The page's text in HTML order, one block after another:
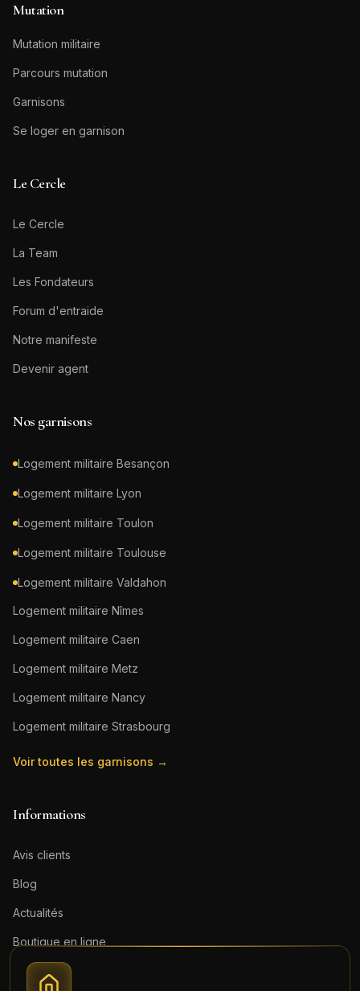
Mutation
Mutation militaire
Parcours mutation
Garnisons
Se loger en garnison
Le Cercle
Le Cercle
La Team
Les Fondateurs
Forum d'entraide
Notre manifeste
Devenir agent
Nos garnisons
Logement militaire Besançon
Logement militaire Lyon
Logement militaire Toulon
Logement militaire Toulouse
Logement militaire Valdahon
Logement militaire Nîmes
Logement militaire Caen
Logement militaire Metz
Logement militaire Nancy
Logement militaire Strasbourg
Voir toutes les garnisons →
Informations
Avis clients
Blog
Actualités
Boutique en ligne
Contact